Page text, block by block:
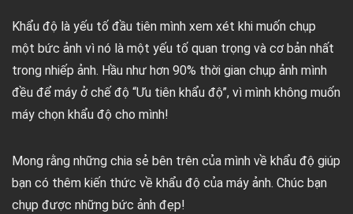
Khẩu độ là yếu tố đầu tiên mình xem xét khi muốn chụp
một bức ảnh vì nó là một yếu tố quan trọng và cơ bản nhất
trong nhiếp ảnh. Hầu như hơn 90% thời gian chụp ảnh mình
đều để máy ở chế độ “Ưu tiên khẩu độ”, vì mình không muốn
máy chọn khẩu độ cho mình!
Mong rằng những chia sẻ bên trên của mình về khẩu độ giúp
bạn có thêm kiến thức về khẩu độ của máy ảnh. Chúc bạn
chụp được những bức ảnh đẹp!